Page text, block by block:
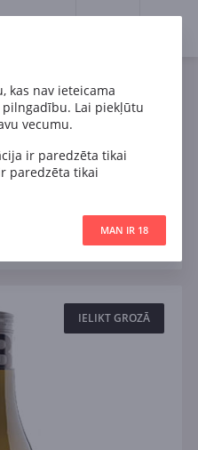
Riesling
ATJAUNOT
IELIKT GROZĀ
kas nav ieteicama
pilngadību. Lai piekļūtu
vecumu.
ir paredzēta tikai
paredzēta tikai
MAN IR 18